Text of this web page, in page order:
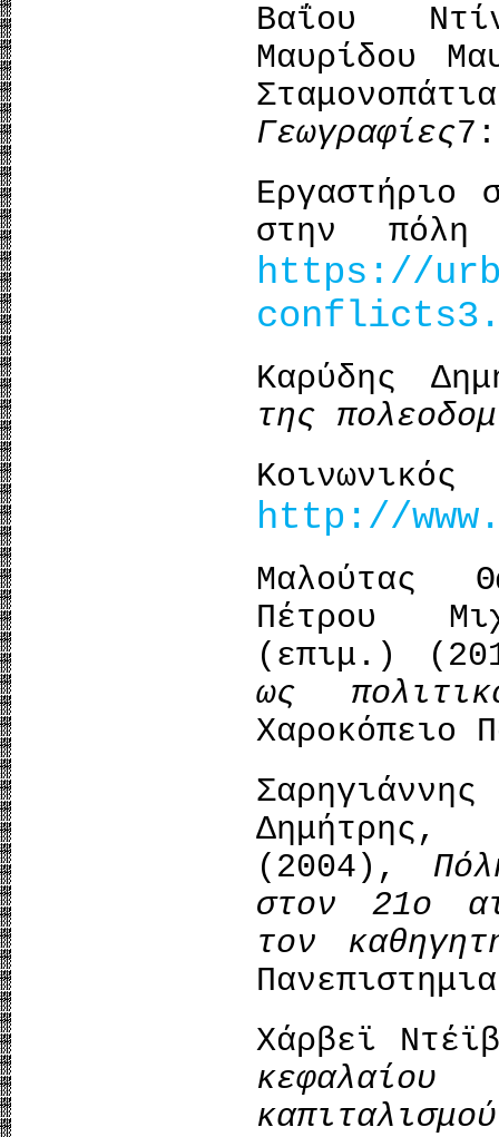
Βαΐου
Μαυρίδου
Γεωγραφίες
Εργαστήριο
στην
https://
Καρύδης
της
http://
Μαλούτας
Πέτρου
(επιμ.)
ως
Χαροκόπειο
(2004),
στον 21ο
τον
Χάρβεϊ
καπιταλισμού